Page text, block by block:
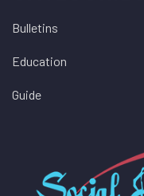
Bulletins
Education
Guide